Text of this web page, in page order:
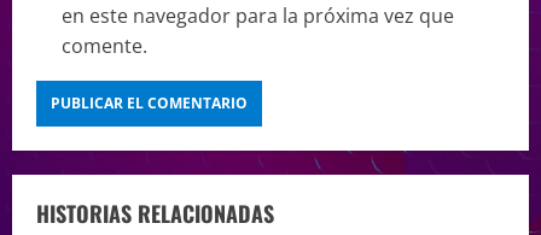
en este navegador para la próxima vez que
comente.
HISTORIAS RELACIONADAS